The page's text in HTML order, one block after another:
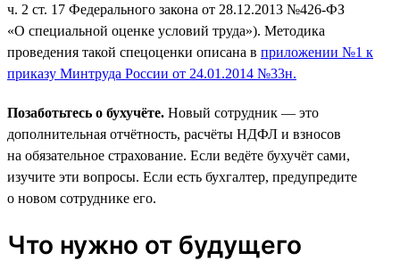
ч. 2 ст. 17 Федерального закона от 28.12.2013 №426-ФЗ
«О специальной оценке условий труда»). Методика
проведения такой спецоценки описана в приложении №1 к
приказу Минтруда России от 24.01.2014 №33н.
Позаботьтесь о бухучёте. Новый сотрудник — это
дополнительная отчётность, расчёты НДФЛ и взносов
на обязательное страхование. Если ведёте бухучёт сами,
изучите эти вопросы. Если есть бухгалтер, предупредите
о новом сотруднике его.
Что нужно от будущего